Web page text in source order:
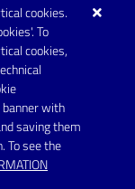
cookies.
To
cookies,
with
saving them
To see the